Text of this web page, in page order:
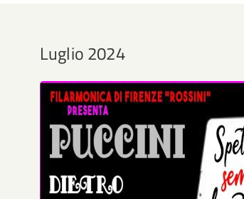
Luglio 2024